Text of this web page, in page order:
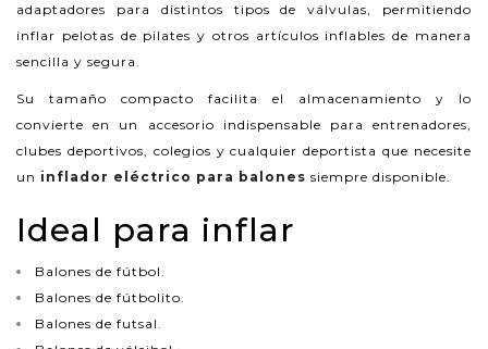
adaptadores para distintos tipos de válvulas, permitiendo
inflar pelotas de pilates y otros artículos inflables de manera
sencilla y segura.
Su tamaño compacto facilita el almacenamiento y lo
convierte en un accesorio indispensable para entrenadores,
clubes deportivos, colegios y cualquier deportista que necesite
un inflador eléctrico para balones siempre disponible.
Ideal para inflar
Balones de fútbol.
Balones de fútbolito.
Balones de futsal.